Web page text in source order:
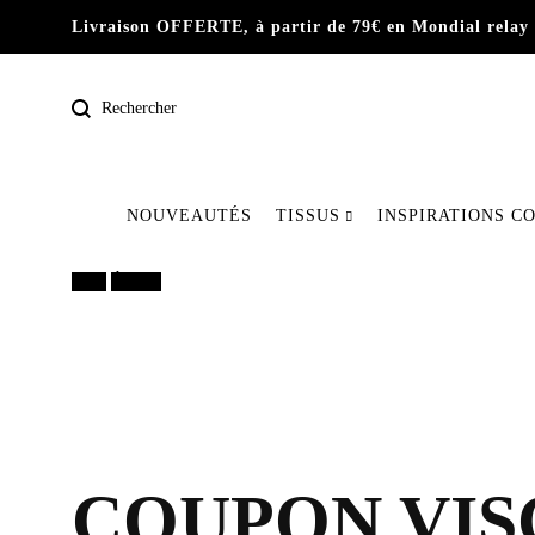
Livraison OFFERTE, à partir de 79€ en Mondial relay
Rechercher
Pré-commande
NOUVEAUTÉS TISSUS INSPIRATIONS